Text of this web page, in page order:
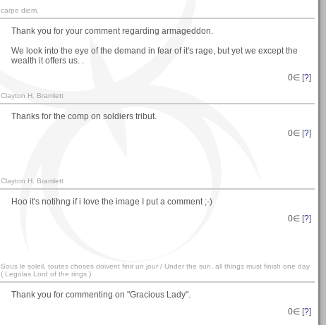
carpe diem.
Thank you for your comment regarding armageddon.
We look into the eye of the demand in fear of it's rage, but yet we except the
wealth it offers us. .
0∈ [?]
Clayton H. Bramlett
Thanks for the comp on soldiers tribut.
0∈ [?]
Clayton H. Bramlett
Hoo it's notihng if i love the image I put a comment ;-)
0∈ [?]
Sous le soleil, toutes choses doivent finir un jour / Under the sun, all things must finish one day
( Legolas Lord of the rings )
Thank you for commenting on "Gracious Lady".
0∈ [?]